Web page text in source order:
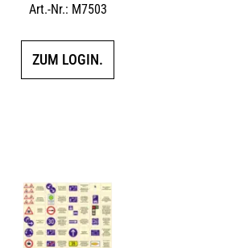
Art.-Nr.: M7503
ZUM LOGIN.